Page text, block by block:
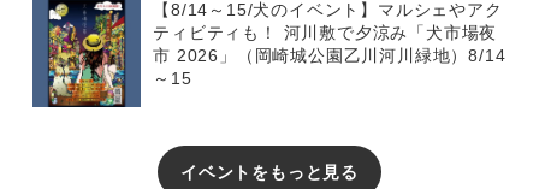
【8/14～15/犬のイベント】マルシェやアク
ティビティも！ 河川敷で夕涼み「犬市場夜
市 2026」（岡崎城公園乙川河川緑地）8/14
～15
イベントをもっと見る